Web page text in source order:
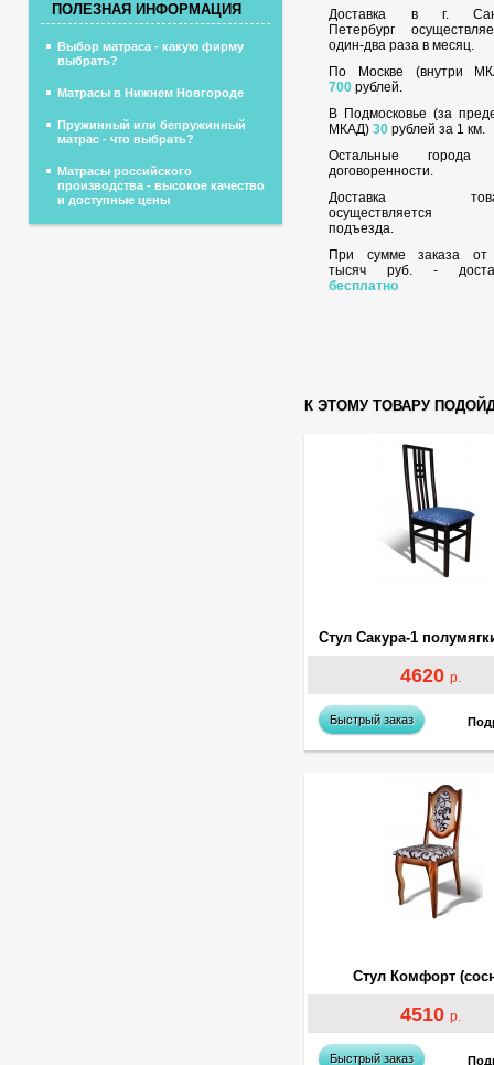
Доставка в г.
Петербург
один-два раза в месяц.
По Москве (внутри
700 рублей.
В Подмосковье (за
МКАД)30 рублей за 1 км.
Остальные города
договоренности.
Доставка
осуществляется
подъезда.
При сумме заказа
тысяч руб. -
бесплатно
К ЭТОМУ ТОВАРУ
4620р.
Быстрый заказ
4510р.
Стул Комфорт
Быстрый заказ
ПОЛЕЗНАЯ ИНФОРМАЦИЯ
Выбор матраса - какую фирму
выбрать?
Матрасы в Нижнем Новгороде
Пружинный или бепружинный
матрас - что выбрать?
Матрасы российского
производства - высокое качество
и доступные цены